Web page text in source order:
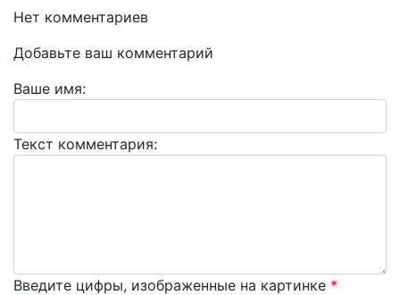
Нет комментариев
Добавьте ваш комментарий
Ваше имя:
Текст комментария:
Введите цифры, изображенные на картинке *